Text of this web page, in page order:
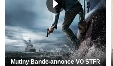
Mutiny Bande-annonce VO STFR